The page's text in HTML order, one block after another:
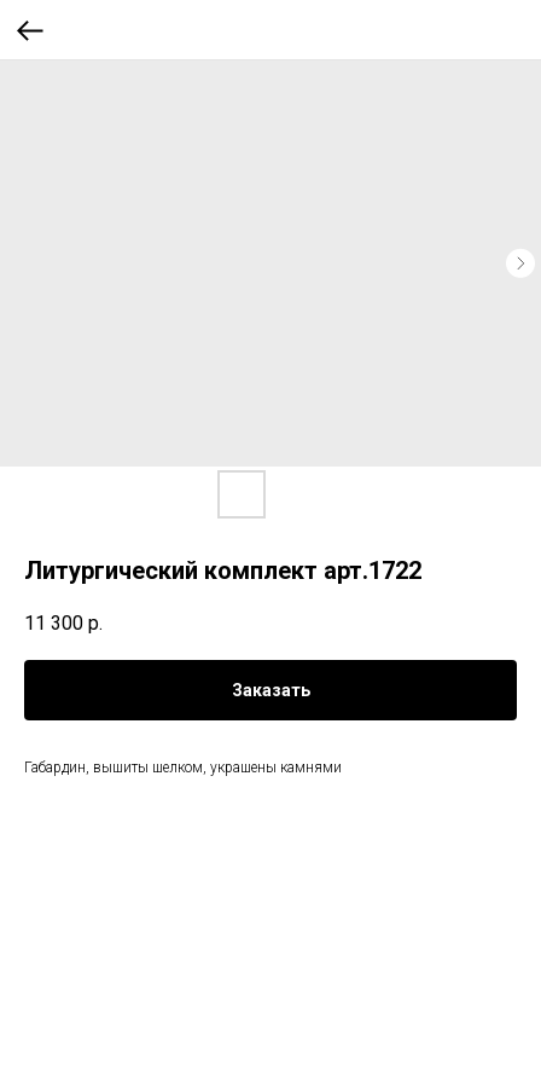
Литургический комплект арт.1722
11 300 р.
Заказать
Габардин, вышиты шелком, украшены камнями